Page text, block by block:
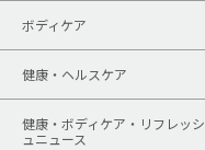
ボディケア
健康・ヘルスケア
健康・ボディケア・リフレッシ
ュニュース